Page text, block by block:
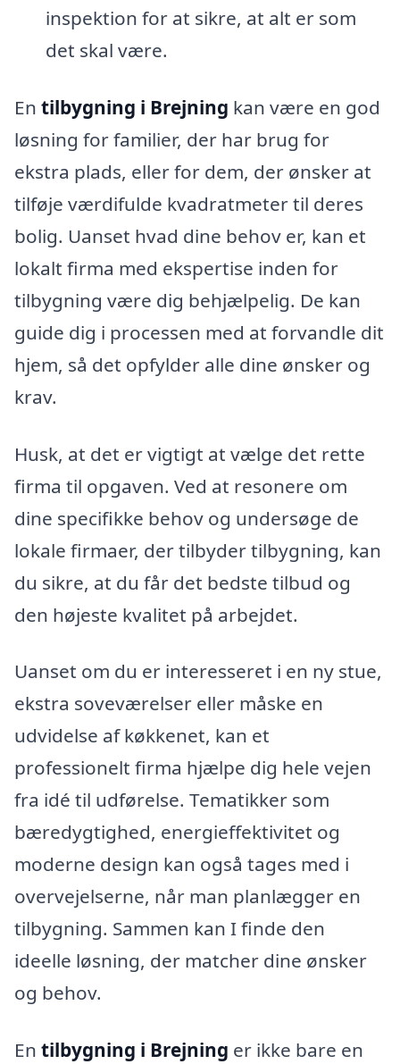
inspektion for at sikre, at alt er som
det skal være.
En tilbygning i Brejning kan være en god
løsning for familier, der har brug for
ekstra plads, eller for dem, der ønsker at
tilføje værdifulde kvadratmeter til deres
bolig. Uanset hvad dine behov er, kan et
lokalt firma med ekspertise inden for
tilbygning være dig behjælpelig. De kan
guide dig i processen med at forvandle dit
hjem, så det opfylder alle dine ønsker og
krav.
Husk, at det er vigtigt at vælge det rette
firma til opgaven. Ved at resonere om
dine specifikke behov og undersøge de
lokale firmaer, der tilbyder tilbygning, kan
du sikre, at du får det bedste tilbud og
den højeste kvalitet på arbejdet.
Uanset om du er interesseret i en ny stue,
ekstra soveværelser eller måske en
udvidelse af køkkenet, kan et
professionelt firma hjælpe dig hele vejen
fra idé til udførelse. Tematikker som
bæredygtighed, energieffektivitet og
moderne design kan også tages med i
overvejelserne, når man planlægger en
tilbygning. Sammen kan I finde den
ideelle løsning, der matcher dine ønsker
og behov.
En tilbygning i Brejning er ikke bare en